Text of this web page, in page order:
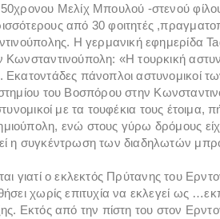
50χρονου Μελίχ Μπουλού -στενού
από 30 φοιτητές
Η γερμανική εφημερίδα
Κωνσταντινούπολη: «Η τουρκική
πάνοπλοι αστυνομικοί
του Βοσπόρου στην
με τα τουφέκια τους
ενώ στους γύρω δρόμους
η συγκέντρωση των διαδηλωτών
γιατί ο εκλεκτός Πρύτανης του
χωρίς επιτυχία να εκλεγεί ως
Εκτός από την πίστη του στον